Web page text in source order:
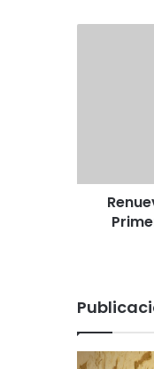
Bomberos